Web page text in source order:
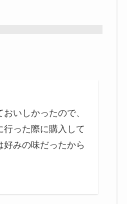
いしかったので、
行った際に購入して
好みの味だったから